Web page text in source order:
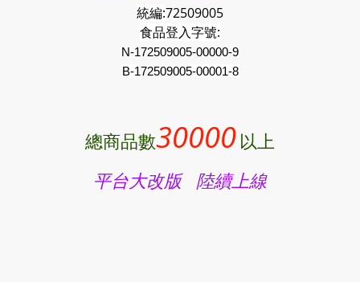
統編:72509005
食品登入字號:
N-172509005-00000-9
B-172509005-00001-8
總商品數30000 以上
平台大改版 陸續上線